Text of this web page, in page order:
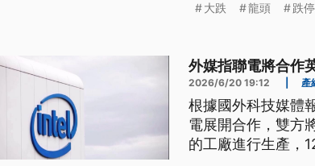
健。
大跌 龍頭 跌停
外媒指聯電將合作
2026/6/20 19:12 產
根據國外科技媒體
電展開合作，雙方
的工廠進行生產，